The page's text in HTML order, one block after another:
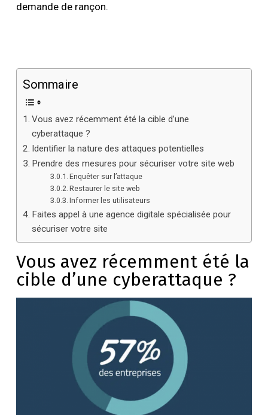
demande de rançon.
Sommaire
Vous avez récemment été la cible d’une
cyberattaque ?
Identifier la nature des attaques potentielles
Prendre des mesures pour sécuriser votre site web
Enquêter sur l’attaque
Restaurer le site web
Informer les utilisateurs
Faites appel à une agence digitale spécialisée pour
sécuriser votre site
Vous avez récemment été la
cible d’une cyberattaque ?